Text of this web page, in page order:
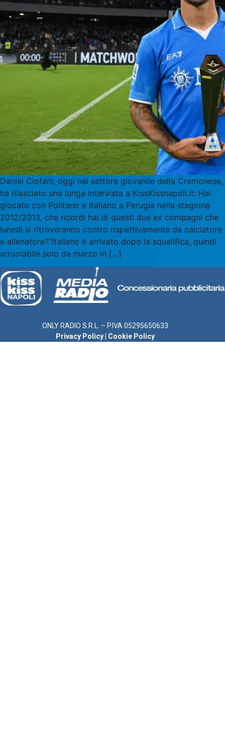
Daniel Ciofani, oggi nel settore giovanile della Cremonese,
ha rilasciato una lunga intervista a KissKissnapoli.it: Hai
giocato con Politano e Italiano a Perugia nella stagione
2012/2013, che ricordi hai di questi due ex compagni che
lunedì si ritroveranno contro rispettivamente da calciatore
e allenatore?“Italiano è arrivato dopo la squalifica, quindi
arruolabile solo da marzo in […]
ONLY RADIO S.R.L. – P.IVA 05295650633
Privacy Policy
Cookie Policy